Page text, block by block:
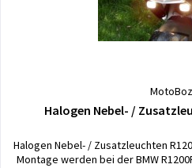
Halogen Nebel- /
Halogen Nebel- / Zusatzleuchten
Montage werden bei der BMW